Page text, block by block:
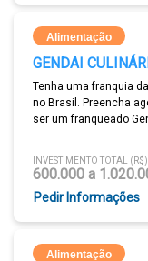
Alimentação
GENDAI
Tenha uma franquia
no Brasil. Preencha
ser um franqueado
INVESTIMENTO TOTAL (R$)
600.000 a
Pedir Informações
Alimentação